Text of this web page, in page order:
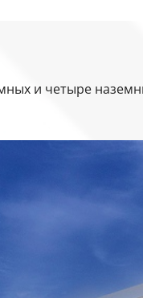
и четыре